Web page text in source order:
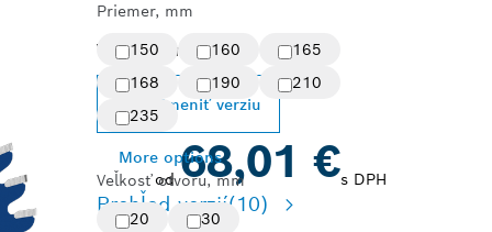
Priemer, mm
150
160
165
168
190
210
235
More options
Veľkosť otvoru, mm
20
30
Vybraná možnosť
Zmeniť verziu
od68,01 €s DPH
Prehľad verzií(10)